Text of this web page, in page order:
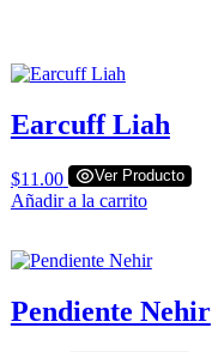
Earcuff Liah
$11.00 Ver Producto
Añadir a la carrito
Pendiente Nehir